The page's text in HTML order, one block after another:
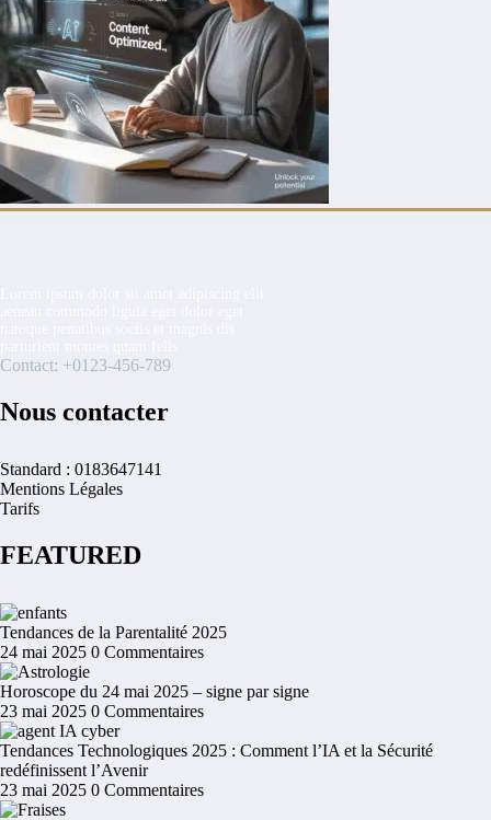
Contact: +0123-456-789
Nous contacter
Standard : 0183647141
Mentions Légales
Tarifs
FEATURED
Tendances de la Parentalité 2025
24 mai 2025 0 Commentaires
Horoscope du 24 mai 2025 – signe par signe
23 mai 2025 0 Commentaires
Tendances Technologiques 2025 : Comment l’IA et la Sécurité
redéfinissent l’Avenir
23 mai 2025 0 Commentaires